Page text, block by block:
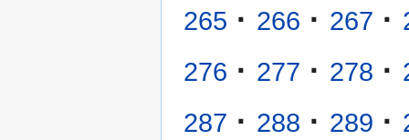
265 · 266 · 267 ·
276 · 277 · 278 ·
287 · 288 · 289 ·